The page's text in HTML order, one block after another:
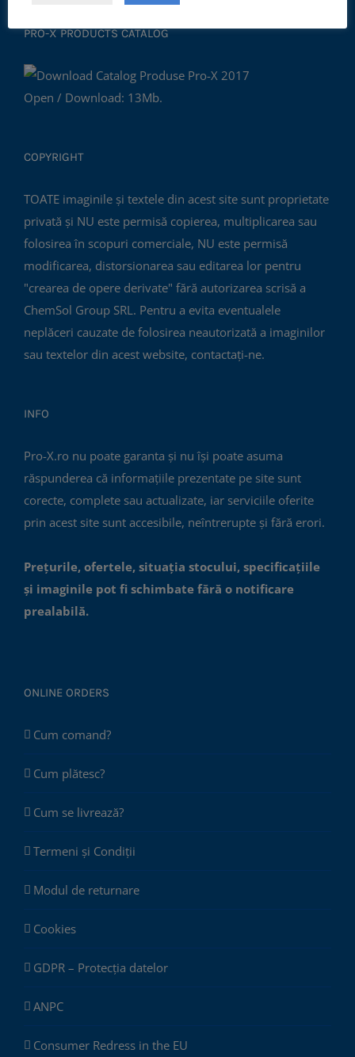
PRO-X PRODUCTS CATALOG
Open / Download: 13Mb.
COPYRIGHT
TOATE imaginile și textele din acest site sunt proprietate
privată și NU este permisă copierea, multiplicarea sau
folosirea în scopuri comerciale, NU este permisă
modificarea, distorsionarea sau editarea lor pentru
"crearea de opere derivate" fără autorizarea scrisă a
ChemSol Group SRL. Pentru a evita eventualele
neplăceri cauzate de folosirea neautorizată a imaginilor
sau textelor din acest website, contactați-ne.
INFO
Pro-X.ro nu poate garanta și nu își poate asuma
răspunderea că informațiile prezentate pe site sunt
corecte, complete sau actualizate, iar serviciile oferite
prin acest site sunt accesibile, neîntrerupte și fără erori.
Prețurile, ofertele, situația stocului, specificațiile
și imaginile pot fi schimbate fără o notificare
prealabilă.
ONLINE ORDERS
Cum comand?
Cum plătesc?
Cum se livrează?
Termeni și Condiții
Modul de returnare
Cookies
GDPR – Protecția datelor
ANPC
Consumer Redress in the EU